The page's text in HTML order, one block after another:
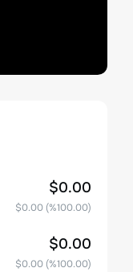
$0.00
$0.00(%100.00)
$0.00
$0.00(%100.00)